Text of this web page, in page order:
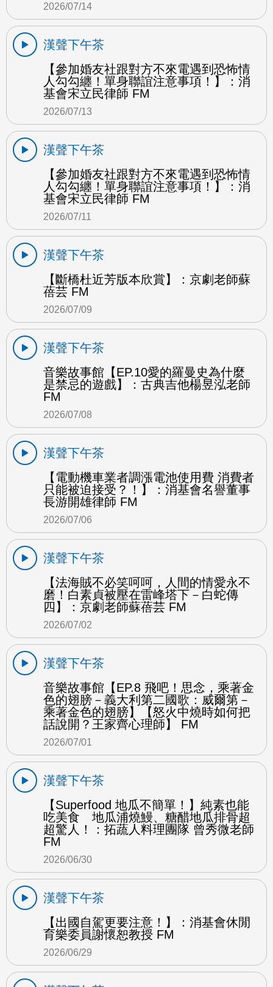
2026/07/14
漢聲下午茶
【參加婚友社跟對方不來電遇到恐怖情
人勾勾纏！單身聯誼注意事項！】：消
基會宋立民律師 FM
2026/07/13
漢聲下午茶
【參加婚友社跟對方不來電遇到恐怖情
人勾勾纏！單身聯誼注意事項！】：消
基會宋立民律師 FM
2026/07/11
漢聲下午茶
【斷橋杜近芳版本欣賞】：京劇老師蘇
蓓芸 FM
2026/07/09
漢聲下午茶
音樂故事館【EP.10愛的羅曼史為什麼
是禁忌的遊戲】：古典吉他楊昱泓老師
FM
2026/07/08
漢聲下午茶
【電動機車業者調漲電池使用費 消費者
只能被迫接受？！】：消基會名譽董事
長游開雄律師 FM
2026/07/06
漢聲下午茶
【法海賊不必笑呵呵，人間的情愛永不
磨！白素貞被壓在雷峰塔下－白蛇傳
四】：京劇老師蘇蓓芸 FM
2026/07/02
漢聲下午茶
音樂故事館【EP.8 飛吧！思念，乘著金
色的翅膀－義大利第二國歌：威爾第－
乘著金色的翅膀】【怒火中燒時如何把
話說開？王家齊心理師】 FM
2026/07/01
漢聲下午茶
【Superfood 地瓜不簡單！】純素也能
吃美食 地瓜浦燒鰻、糖醋地瓜排骨超
超驚人！：拓蔬人料理團隊 曾秀微老師
FM
2026/06/30
漢聲下午茶
【出國自駕更要注意！】：消基會休閒
育樂委員謝懷恕教授 FM
2026/06/29